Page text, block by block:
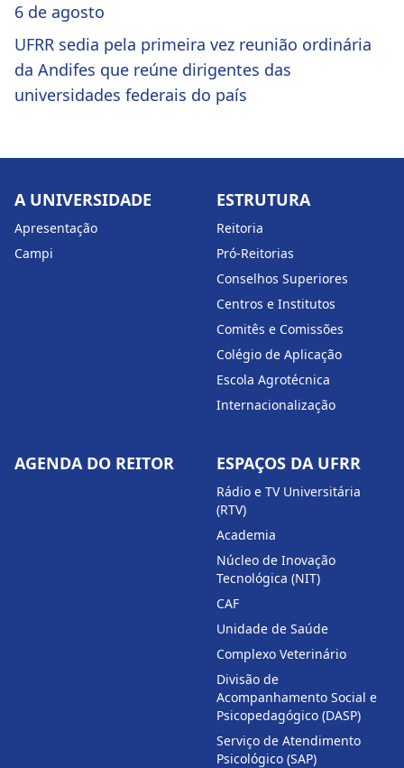
6 de agosto
UFRR sedia pela primeira vez reunião ordinária
da Andifes que reúne dirigentes das
universidades federais do país
A UNIVERSIDADE
Apresentação
Campi
ESTRUTURA
Reitoria
Pró-Reitorias
Conselhos Superiores
Centros e Institutos
Comitês e Comissões
Colégio de Aplicação
Escola Agrotécnica
Internacionalização
AGENDA DO REITOR ESPAÇOS DA UFRR
Rádio e TV Universitária
(RTV)
Academia
Núcleo de Inovação
Tecnológica (NIT)
CAF
Unidade de Saúde
Complexo Veterinário
Divisão de
Acompanhamento Social e
Psicopedagógico (DASP)
Serviço de Atendimento
Psicológico (SAP)